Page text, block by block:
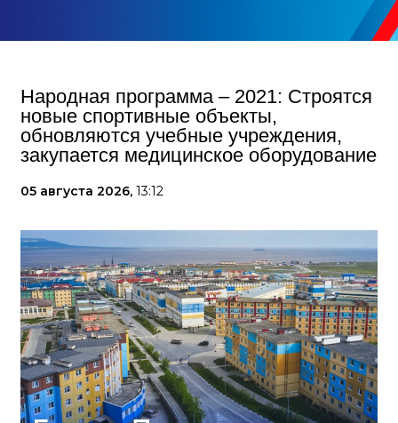
Народная программа – 2021: Строятся
новые спортивные объекты,
обновляются учебные учреждения,
закупается медицинское оборудование
05 августа 2026, 13:12